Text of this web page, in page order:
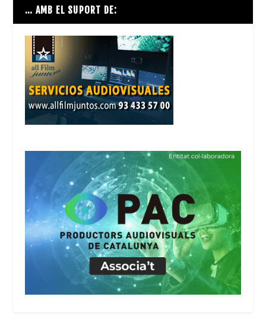
… AMB EL SUPORT DE: